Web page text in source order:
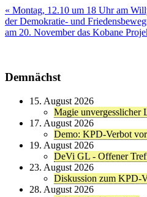
Beitragsnavigation
« Montag, 12.10 um 18 Uhr am
der Demokratie- und
am 20. November das Kobane
Demnächst
15. August 2026
Magie unvergesslicher
17. August 2026
Demo: KPD-Verbot vor
19. August 2026
DeVi GL - Offener
23. August 2026
Diskussion zum KPD-
28. August 2026